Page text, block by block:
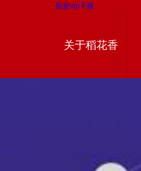
凯发vip下载
关于稻花香